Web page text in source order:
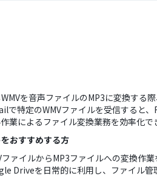
を音声ファイルのMP3に変換する
で特定のWMVファイルを受信すると
業によるファイル変換業務を効率化で
おすすめする方
ファイルからMP3ファイルへの変換作
Driveを日常的に利用し、ファイル管